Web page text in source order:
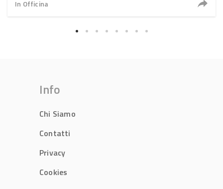
In Officina
Info
Chi Siamo
Contatti
Privacy
Cookies